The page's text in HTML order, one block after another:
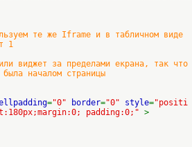
те же Iframe и в табличном виде
1
виджет за пределами екрана, так что
началом страницы
="0" border="0" style="positi
padding:0;" >